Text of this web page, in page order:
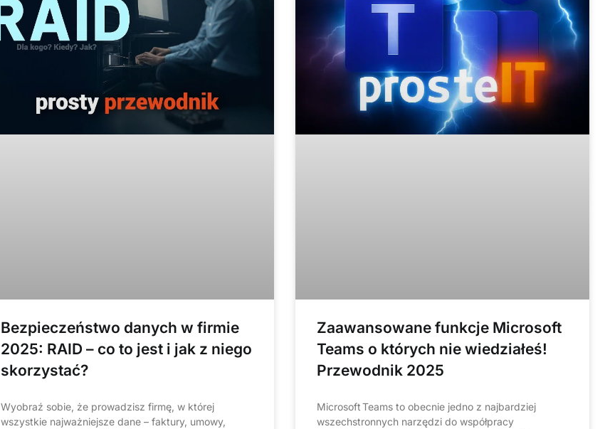
Bezpieczeństwo danych w firmie
2025: RAID – co to jest i jak z niego
skorzystać?
Wyobraź sobie, że prowadzisz firmę, w której
wszystkie najważniejsze dane – faktury, umowy,
Zaawansowane funkcje Microsoft
Teams o których nie wiedziałeś!
Przewodnik 2025
Microsoft Teams to obecnie jedno z najbardziej
wszechstronnych narzędzi do współpracy